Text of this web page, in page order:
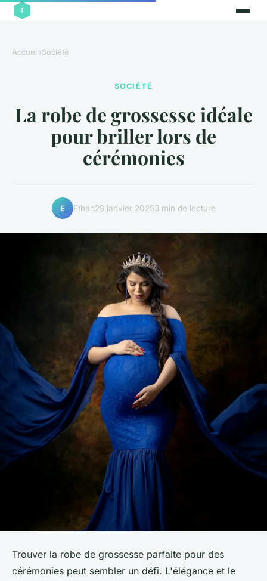
Accueil›Société
SOCIÉTÉ
La robe de grossesse idéale
pour briller lors de
cérémonies
E Ethan29 janvier 20253 min de lecture
Trouver la robe de grossesse parfaite pour des
cérémonies peut sembler un défi. L'élégance et le